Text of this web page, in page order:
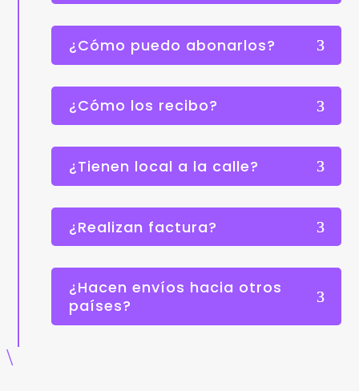
¿Cómo puedo abonarlos?
¿Cómo los recibo?
¿Tienen local a la calle?
¿Realizan factura?
¿Hacen envíos hacia otros
países?
\